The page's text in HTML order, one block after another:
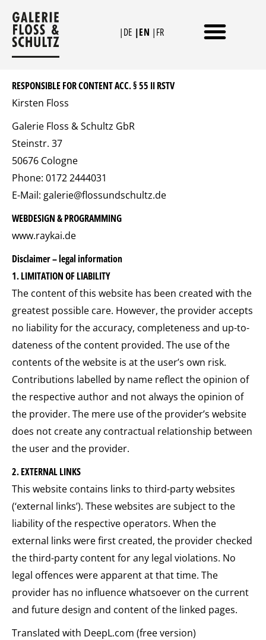
content
|DE |EN |FR
RESPONSIBLE FOR CONTENT ACC. § 55 II RSTV
Kirsten Floss
Galerie Floss & Schultz GbR
Steinstr. 37
50676 Cologne
Phone: 0172 2444031
E-Mail: galerie@flossundschultz.de
WEBDESIGN & PROGRAMMING
www.raykai.de
Disclaimer – legal information
1. LIMITATION OF LIABILITY
The content of this website has been created with the
greatest possible care. However, the provider accepts
no liability for the accuracy, completeness and up-to-
dateness of the content provided. The use of the
contents of the website is at the user’s own risk.
Contributions labelled by name reflect the opinion of
the respective author and not always the opinion of
the provider. The mere use of the provider’s website
does not create any contractual relationship between
the user and the provider.
2. EXTERNAL LINKS
This website contains links to third-party websites
(‘external links’). These websites are subject to the
liability of the respective operators. When the
external links were first created, the provider checked
the third-party content for any legal violations. No
legal offences were apparent at that time. The
provider has no influence whatsoever on the current
and future design and content of the linked pages.
Translated with DeepL.com (free version)